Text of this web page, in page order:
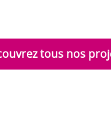
tous nos